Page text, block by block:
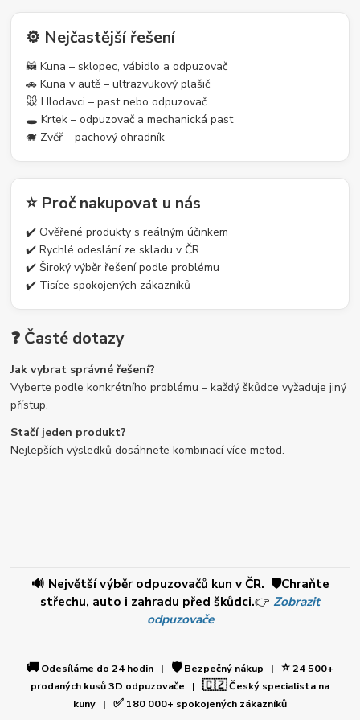
⚙️ Nejčastější řešení
🦝 Kuna – sklopec, vábidlo a odpuzovač
🚗 Kuna v autě – ultrazvukový plašič
🐭 Hlodavci – past nebo odpuzovač
🕳️ Krtek – odpuzovač a mechanická past
🐗 Zvěř – pachový ohradník
⭐ Proč nakupovat u nás
✔️ Ověřené produkty s reálným účinkem
✔️ Rychlé odeslání ze skladu v ČR
✔️ Široký výběr řešení podle problému
✔️ Tisíce spokojených zákazníků
❓ Časté dotazy
Jak vybrat správné řešení?
Vyberte podle konkrétního problému – každý škůdce vyžaduje jiný
přístup.
Stačí jeden produkt?
Nejlepších výsledků dosáhnete kombinací více metod.
🔊 Největší výběr odpuzovačů kun v ČR. 🛡️Chraňte
střechu, auto i zahradu před škůdci.👉 Zobrazit
odpuzovače
🚚 Odesíláme do 24 hodin | 🛡️Bezpečný nákup | ⭐24 500+
prodaných kusů 3D odpuzovače | 🇨🇿Český specialista na
kuny | ✅ 180 000+ spokojených zákazníků